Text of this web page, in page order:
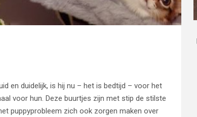
en duidelijk, is hij nu – het is bedtijd – voor het
voor hun. Deze buurtjes zijn met stip de stilste
puppyprobleem zich ook zorgen maken over